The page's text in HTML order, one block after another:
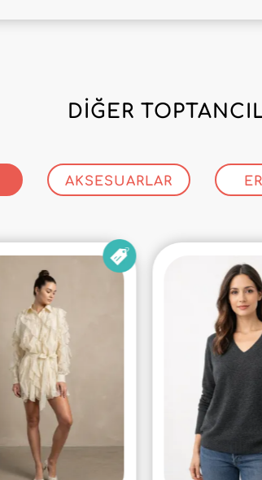
DIĞER
AKSESUARLAR